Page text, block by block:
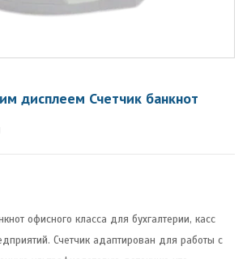
дисплеем Счетчик банкнот
офисного класса для бухгалтерии, касс
Счетчик адаптирован для работы с